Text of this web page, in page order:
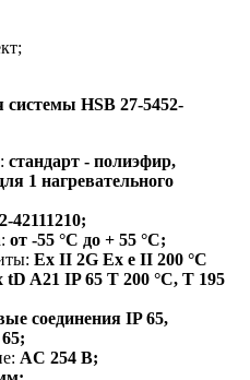
системы HSB 27-5452-
стандарт - полиэфир,
1 нагревательного
42111210;
от -55 °C до + 55 °C;
Ex II 2G Ex e II 200 °C
A21 IP 65 T 200 °C, T 195
соединения IP 65,
AC 254 В;